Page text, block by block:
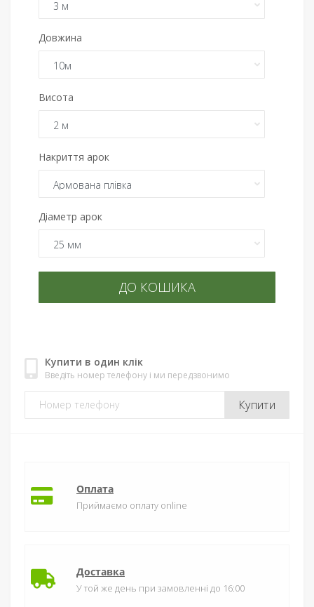
Довжина
Висота
Накриття арок
Діаметр арок
ДО КОШИКА
Купити в один клік
Введіть номер телефону і ми передзвонимо
Купити
Оплата
Приймаємо оплату online
Доставка
У той же день при замовленні до 16:00